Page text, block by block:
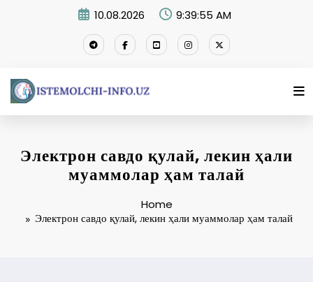
10.08.2026 9:39:55 AM
Электрон савдо қулай, лекин ҳали
муаммолар ҳам талай
Home
Электрон савдо қулай, лекин ҳали муаммолар ҳам талай